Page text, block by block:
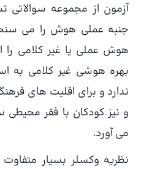
آزمون از مجموعه
جنبه عملی هوش را می­
هوش عملی یا غیر کلامی را
بهره هوشی غیر کلامی به
ندارد و برای اقلیت ­های
و نیز کودکان با فقر
می ­آورد.
نظریه وکسلر بسیار